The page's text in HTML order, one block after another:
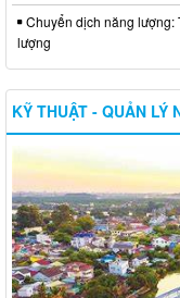
Chuyển dịch năng lượng:
lượng
KỸ THUẬT - QUẢN LÝ